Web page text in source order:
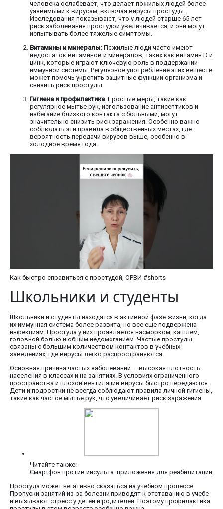
человека ослабевает, что делает пожилых людей более
уязвимыми к вирусам, включая вирусы простуды.
Исследования показывают, что у людей старше 65 лет
риск заболевания простудой увеличивается, и они могут
испытывать более тяжелые симптомы.
Витамины и минералы: Пожилые люди часто имеют
недостаток витаминов и минералов, таких как витамин D и
цинк, которые играют ключевую роль в поддержании
иммунной системы. Регулярное употребление этих веществ
может помочь укрепить защитные функции организма и
снизить риск простуды.
Гигиена и профилактика: Простые меры, такие как
регулярное мытье рук, использование антисептиков и
избегание близкого контакта с больными, могут
значительно снизить риск заражения. Особенно важно
соблюдать эти правила в общественных местах, где
вероятность передачи вирусов выше, особенно в
холодное время года.
Как быстро справиться с простудой, ОРВИ #shorts
Школьники и студенты
Школьники и студенты находятся в активной фазе жизни, когда
их иммунная система более развита, но все еще подвержена
инфекциям. Простуда у них проявляется насморком, кашлем,
головной болью и общим недомоганием. Частые простуды
связаны с большим количеством контактов в учебных
заведениях, где вирусы легко распространяются.
Основная причина частых заболеваний — высокая плотность
населения в классах и на занятиях. В условиях ограниченного
пространства и плохой вентиляции вирусы быстро передаются.
Дети и подростки не всегда соблюдают правила личной гигиены,
такие как частое мытье рук, что увеличивает риск заражения.
Читайте также:
Смартфон против инсульта: приложения для реабилитации
Простуда может негативно сказаться на учебном процессе.
Пропуски занятий из-за болезни приводят к отставанию в учебе
и вызывают стресс у детей и родителей. Поэтому профилактика